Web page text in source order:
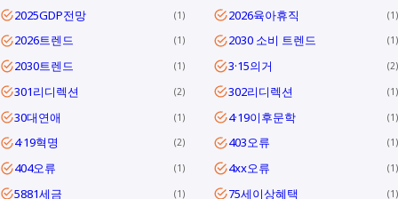
2025GDP전망 1 2026육아휴직 1
2026트렌드 1 2030 소비 트렌드 1
2030트렌드 1 3·15의거 2
301리디렉션 2 302리디렉션 1
30대연애 1 4·19이후문학 1
4·19혁명 2 403오류 1
404오류 1 4xx오류 1
5881세금 1 75세이상혜택 1